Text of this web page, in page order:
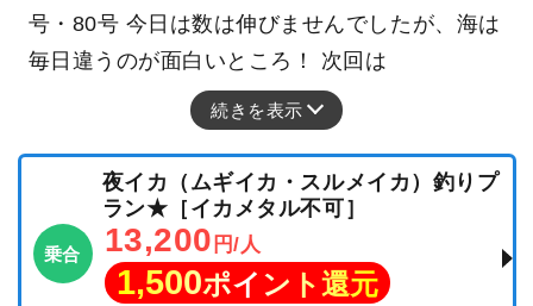
号・80号 今日は数は伸びませんでしたが、海は
毎日違うのが面白いところ！ 次回は
続きを表示
乗合
夜イカ（ムギイカ・スルメイカ）釣りプ
ラン★［イカメタル不可］
13,200 円/人
1,500ポイント還元